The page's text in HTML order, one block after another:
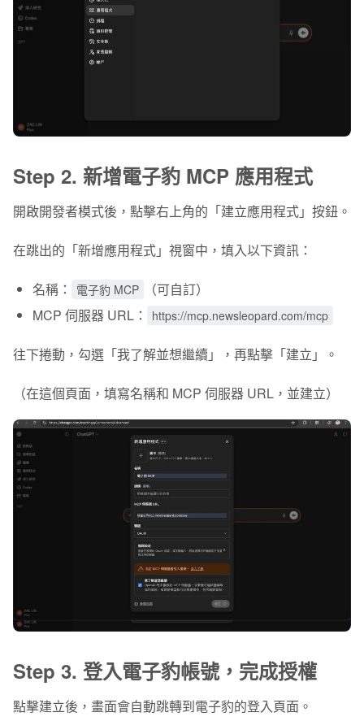
Step 2. 新增電子豹 MCP 應用程式
開啟開發者模式後，點擊右上角的「建立應用程式」按鈕。
在跳出的「新增應用程式」視窗中， 填入以下資訊：
名稱 ： 電子豹 MCP
（可自訂）
MCP 伺服器 URL ： https://mcp.newsleopard.com/mcp
往下捲動，勾選「我了解並想繼續 」，再點擊「建立 」。
（在這個頁面，填寫名稱和 MCP 伺服器 URL，並建立）
Step 3. 登入電子豹帳號，完成授權
點擊建立後，畫面會自動跳轉到電子豹的登入頁面。